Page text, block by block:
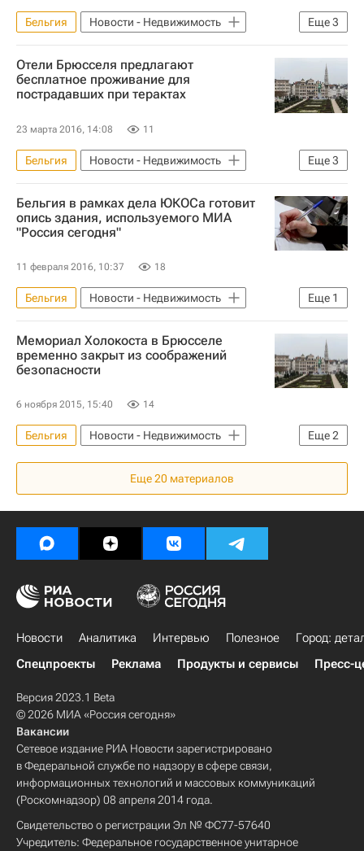
Еще3
Бельгия
Новости - Недвижимость
Суды
Арест Имущество
Отели Брюсселя предлагают
бесплатное проживание для
пострадавших при терактах
23 марта 2016, 14:08 11
Еще3
Бельгия
Новости - Недвижимость
Отели
Брюссель
Коммерческая недвижимость
Бельгия в рамках дела ЮКОСа готовит
опись здания, используемого МИА
"Россия сегодня"
11 февраля 2016, 10:37 18
Еще 1
Бельгия
Новости - Недвижимость
Недвижимость
Мемориал Холокоста в Брюсселе
временно закрыт из соображений
безопасности
6 ноября 2015, 15:40 14
Еще2
Бельгия
Новости - Недвижимость
Памятники
Брюссель
Еще20 материалов
Новости Аналитика Интервью Полезное
Город:
Спецпроекты
Реклама Продукты и сервисы Пресс-
Версия 2023.1 Beta
© 2026 МИА «Россия сегодня»
Вакансии
Сетевое издание РИА Новости зарегистрировано
в Федеральной службе по надзору в сфере связи,
информационных технологий и массовых коммуникаций
(Роскомнадзор) 08 апреля 2014 года.
Свидетельство о регистрации Эл № ФС77-57640
Учредитель: Федеральное государственное унитарное